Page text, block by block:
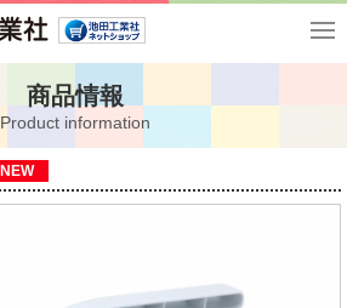
商品情報
Product information
NEW